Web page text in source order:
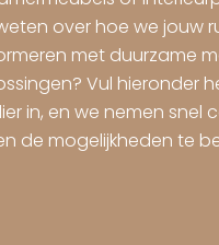
over hoe we jouw
met duurzame
Vul hieronder
in, en we nemen snel
de mogelijkheden te